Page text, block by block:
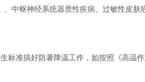
中枢神经系统器质性疾病、过敏性皮肤
标准搞好防暑降温工作，如按照《高温